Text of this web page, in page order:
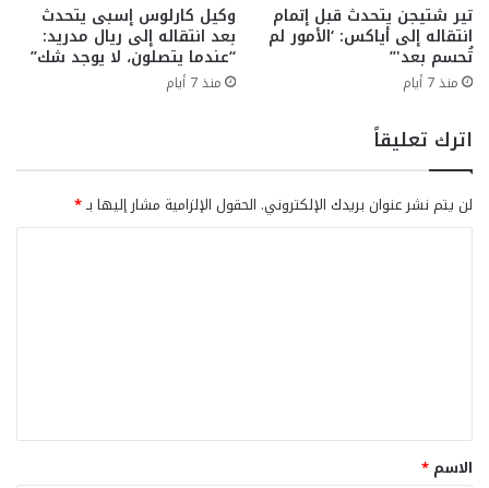
تير شتيجن يتحدث قبل إتمام
انتقاله إلى أياكس: ‘الأمور لم
تُحسم بعد'”
منذ 7 أيام
وكيل كارلوس إسبى يتحدث
بعد انتقاله إلى ريال مدريد:
“عندما يتصلون، لا يوجد شك”
منذ 7 أيام
اترك تعليقاً
لن يتم نشر عنوان بريدك الإلكتروني. الحقول الإلزامية مشار إليها بـ*
ق
*
الاسم *